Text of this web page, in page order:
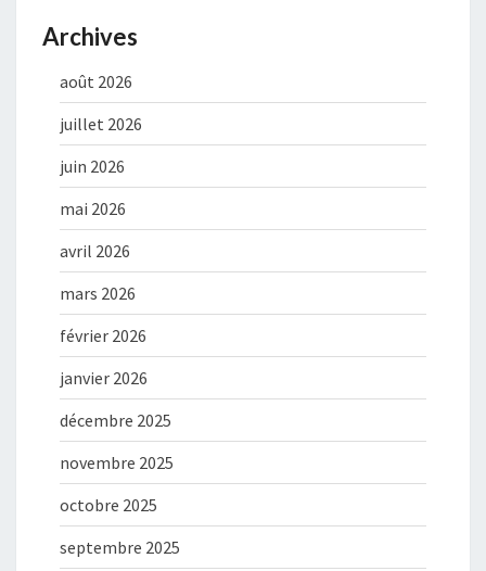
Archives
août 2026
juillet 2026
juin 2026
mai 2026
avril 2026
mars 2026
février 2026
janvier 2026
décembre 2025
novembre 2025
octobre 2025
septembre 2025